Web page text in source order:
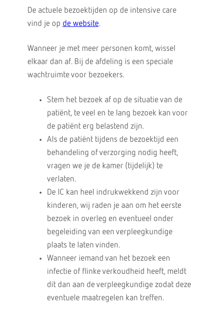
De actuele bezoektijden op de intensive care
vind je op de website.
Wanneer je met meer personen komt, wissel
elkaar dan af. Bij de afdeling is een speciale
wachtruimte voor bezoekers.
Stem het bezoek af op de situatie van de
patiënt, te veel en te lang bezoek kan voor
de patiënt erg belastend zijn.
Als de patiënt tijdens de bezoektijd een
behandeling of verzorging nodig heeft,
vragen we je de kamer (tijdelijk) te
verlaten.
De IC kan heel indrukwekkend zijn voor
kinderen, wij raden je aan om het eerste
bezoek in overleg en eventueel onder
begeleiding van een verpleegkundige
plaats te laten vinden.
Wanneer iemand van het bezoek een
infectie of flinke verkoudheid heeft, meldt
dit dan aan de verpleegkundige zodat deze
eventuele maatregelen kan treffen.